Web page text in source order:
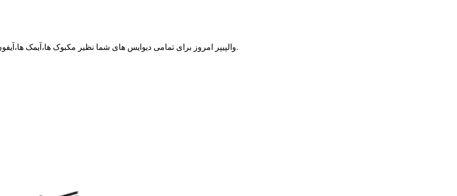
والپیپر امروز برای تمامی دیوایس های شما نظیر مکبوک ها،آیمک ها،آیفون ها،آیپد ها آماده دانلود می باشد. هر روز با بخش زیبای ما همراه باشید.​